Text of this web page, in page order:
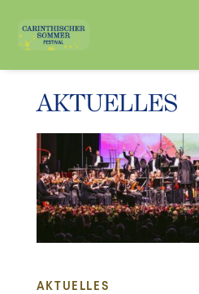
AKTUELLES
AKTUELLES